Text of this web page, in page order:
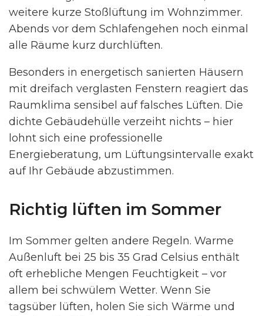
weitere kurze Stoßlüftung im Wohnzimmer.
Abends vor dem Schlafengehen noch einmal
alle Räume kurz durchlüften.
Besonders in energetisch sanierten Häusern
mit dreifach verglasten Fenstern reagiert das
Raumklima sensibel auf falsches Lüften. Die
dichte Gebäudehülle verzeiht nichts – hier
lohnt sich eine professionelle
Energieberatung, um Lüftungsintervalle exakt
auf Ihr Gebäude abzustimmen.
Richtig lüften im Sommer
Im Sommer gelten andere Regeln. Warme
Außenluft bei 25 bis 35 Grad Celsius enthält
oft erhebliche Mengen Feuchtigkeit – vor
allem bei schwülem Wetter. Wenn Sie
tagsüber lüften, holen Sie sich Wärme und